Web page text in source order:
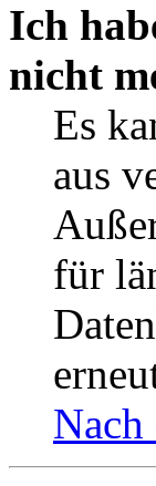
Ich
nicht
Es
aus
für
Nach